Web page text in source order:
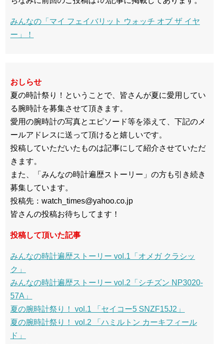
みんなの「マイ フェイバリット ウォッチ オブ ザ イヤ
ー」！
おしらせ
夏の時計祭り！ということで、皆さんが夏に愛用してい
る腕時計を募集させて頂きます。
愛用の腕時計の写真とエピソード等を添えて、下記のメ
ールアドレスに送って頂けると嬉しいです。
投稿していただいたものは記事にして紹介させていただ
きます。
また、「みんなの時計遍歴ストーリー」の方も引き続き
募集しています。
投稿先：watch_times@yahoo.co.jp
皆さんの投稿お待ちしてます！
投稿して頂いた記事
みんなの時計遍歴ストーリー vol.1「オメガ クラシッ
ク」
みんなの時計遍歴ストーリー vol.2「シチズン NP3020-
57A」
夏の腕時計祭り！ vol.1 「セイコー5 SNZF15J2」
夏の腕時計祭り！ vol.2 「ハミルトン カーキフィール
ド」